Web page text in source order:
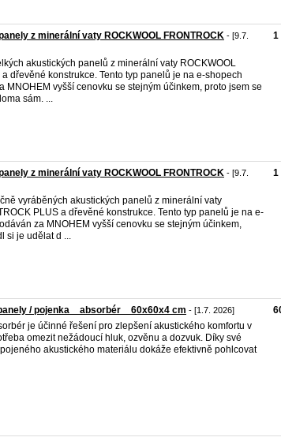
z minerální vaty ROCKWOOL FRONTROCK - [9.7.
akustických panelů z minerální vaty ROCKWOOL
a dřevěné konstrukce. Tento typ panelů je na e-shopech
MNOHEM vyšší cenovku se stejným účinkem, proto jsem se
sám. ...
1
z minerální vaty ROCKWOOL FRONTROCK - [9.7.
vyráběných akustických panelů z minerální vaty
PLUS a dřevěné konstrukce. Tento typ panelů je na e-
za MNOHEM vyšší cenovku se stejným účinkem,
si je udělat d ...
1
/ pojenka _ absorbér _ 60x60x4 cm - [1.7. 2026]
je účinné řešení pro zlepšení akustického komfortu v
omezit nežádoucí hluk, ozvěnu a dozvuk. Díky své
akustického materiálu dokáže efektivně pohlcovat